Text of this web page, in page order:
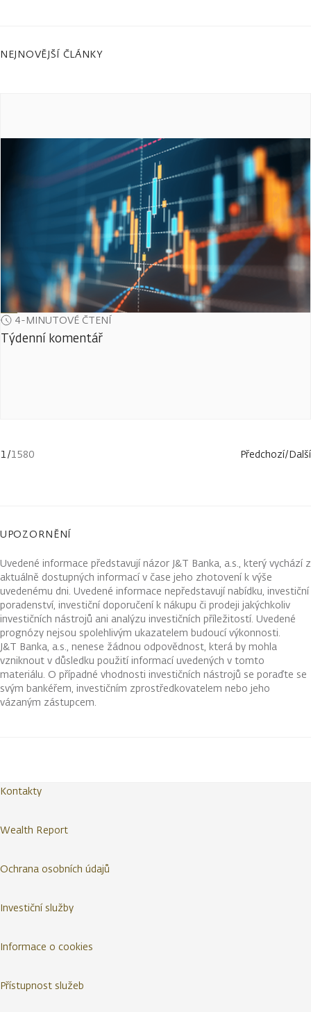
NEJNOVĚJŠÍ ČLÁNKY
4-MINUTOVÉ ČTENÍ
Týdenní komentář
1/1580 Předchozí/Další
UPOZORNĚNÍ
Uvedené informace představují názor J&T Banka, a.s., který vychází z
aktuálně dostupných informací v čase jeho zhotovení k výše
uvedenému dni. Uvedené informace nepředstavují nabídku, investiční
poradenství, investiční doporučení k nákupu či prodeji jakýchkoliv
investičních nástrojů ani analýzu investičních příležitostí. Uvedené
prognózy nejsou spolehlivým ukazatelem budoucí výkonnosti.
J&T Banka, a.s., nenese žádnou odpovědnost, která by mohla
vzniknout v důsledku použití informací uvedených v tomto
materiálu. O případné vhodnosti investičních nástrojů se poraďte se
svým bankéřem, investičním zprostředkovatelem nebo jeho
vázaným zástupcem.
Kontakty
Wealth Report
Ochrana osobních údajů
Investiční služby
Informace o cookies
Přístupnost služeb